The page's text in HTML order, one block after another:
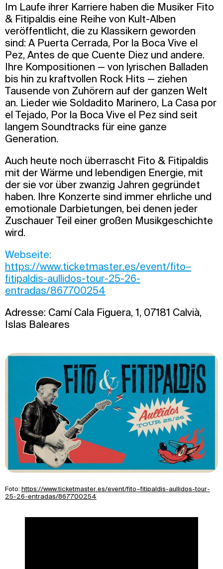
Im Laufe ihrer Karriere haben die Musiker Fito
& Fitipaldis eine Reihe von Kult-Alben
veröffentlicht, die zu Klassikern geworden
sind: A Puerta Cerrada, Por la Boca Vive el
Pez, Antes de que Cuente Diez und andere.
Ihre Kompositionen — von lyrischen Balladen
bis hin zu kraftvollen Rock Hits — ziehen
Tausende von Zuhörern auf der ganzen Welt
an. Lieder wie Soldadito Marinero, La Casa por
el Tejado, Por la Boca Vive el Pez sind seit
langem Soundtracks für eine ganze
Generation.
Auch heute noch überrascht Fito & Fitipaldis
mit der Wärme und lebendigen Energie, mit
der sie vor über zwanzig Jahren gegründet
haben. Ihre Konzerte sind immer ehrliche und
emotionale Darbietungen, bei denen jeder
Zuschauer Teil einer großen Musikgeschichte
wird.
Webseite:
https://www.ticketmaster.es/event/fito–
fitipaldis-aullidos-tour-25-26-
entradas/867700254
Adresse: Camí Cala Figuera, 1, 07181 Calvià,
Islas Baleares
Foto: https://www.ticketmaster.es/event/fito–fitipaldis-aullidos-tour-
25-26-entradas/867700254